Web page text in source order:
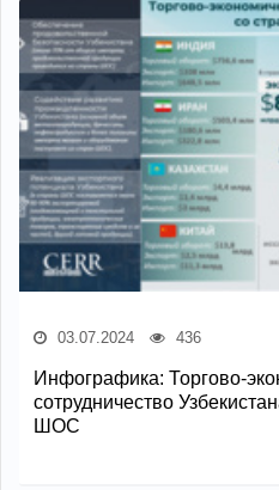
03.07.2024 436
Инфографика: Торгово-
сотрудничество
ШОС